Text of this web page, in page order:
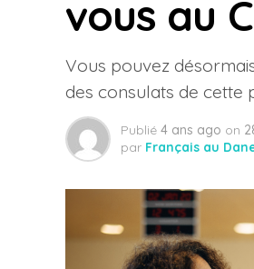
vous au
Vous pouvez
des consulats de cette
Publié 4 ans ago on
par Français au